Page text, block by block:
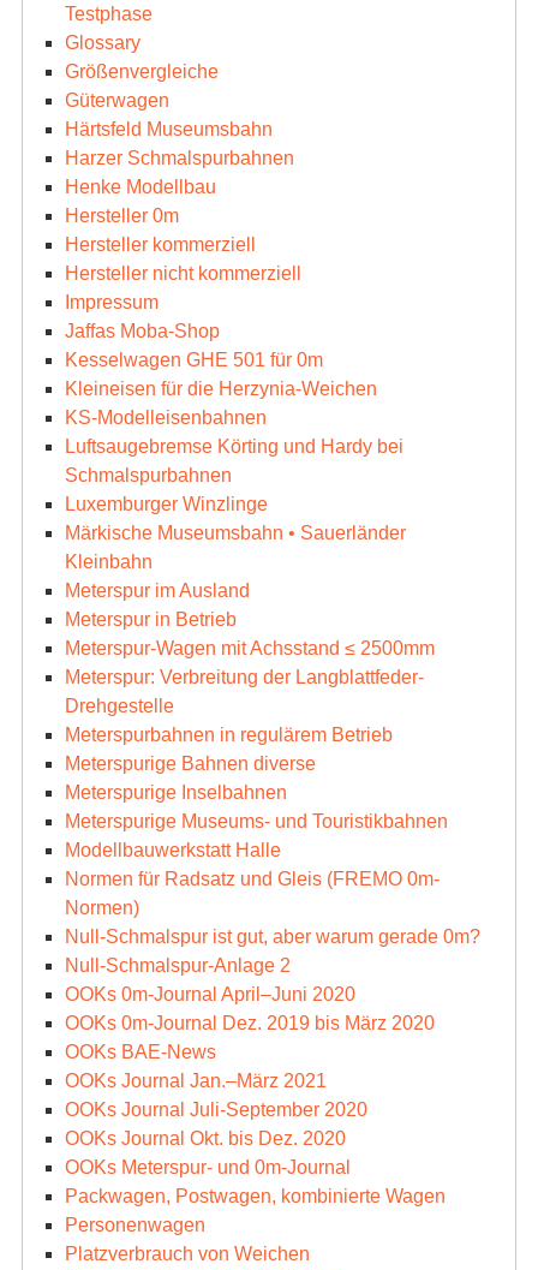
Testphase
Glossary
Größenvergleiche
Güterwagen
Härtsfeld Museumsbahn
Harzer Schmalspurbahnen
Henke Modellbau
Hersteller 0m
Hersteller kommerziell
Hersteller nicht kommerziell
Impressum
Jaffas Moba-Shop
Kesselwagen GHE 501 für 0m
Kleineisen für die Herzynia-Weichen
KS-Modelleisenbahnen
Luftsaugebremse Körting und Hardy bei
Schmalspurbahnen
Luxemburger Winzlinge
Märkische Museumsbahn • Sauerländer
Kleinbahn
Meterspur im Ausland
Meterspur in Betrieb
Meterspur-Wagen mit Achsstand ≤ 2500mm
Meterspur: Verbreitung der Langblattfeder-
Drehgestelle
Meterspurbahnen in regulärem Betrieb
Meterspurige Bahnen diverse
Meterspurige Inselbahnen
Meterspurige Museums- und Touristikbahnen
Modellbauwerkstatt Halle
Normen für Radsatz und Gleis (FREMO 0m-
Normen)
Null-Schmalspur ist gut, aber warum gerade 0m?
Null-Schmalspur-Anlage 2
OOKs 0m-Journal April–Juni 2020
OOKs 0m-Journal Dez. 2019 bis März 2020
OOKs BAE-News
OOKs Journal Jan.–März 2021
OOKs Journal Juli-September 2020
OOKs Journal Okt. bis Dez. 2020
OOKs Meterspur- und 0m-Journal
Packwagen, Postwagen, kombinierte Wagen
Personenwagen
Platzverbrauch von Weichen